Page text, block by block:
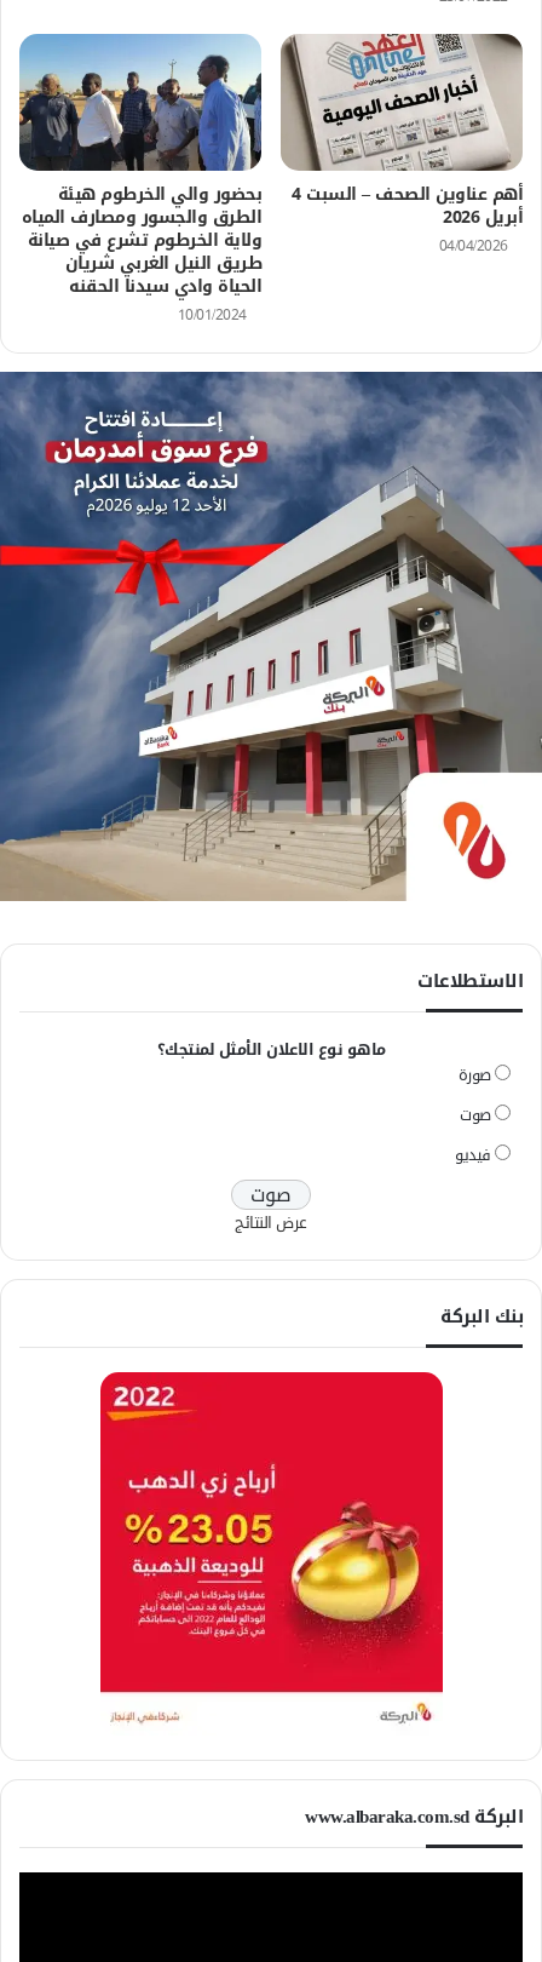
أهم عناوين الصحف – السبت 4
أبريل 2026
04/04/2026
بحضور والي الخرطوم هيئة
الطرق والجسور ومصارف المياه
ولاية الخرطوم تشرع في صيانة
طريق النيل الغربي شريان
الحياة وادي سيدنا الحقنه
10/01/2024
الاستطلاعات
ماهو نوع الاعلان الأمثل لمنتجك؟
صورة
صوت
فيديو
عرض النتائج
بنك البركة
البركة www.albaraka.com.sd